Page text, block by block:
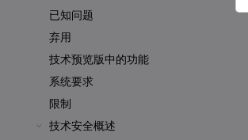
已知问题
弃用
技术预览版中的功能
系统要求
限制
技术安全概述